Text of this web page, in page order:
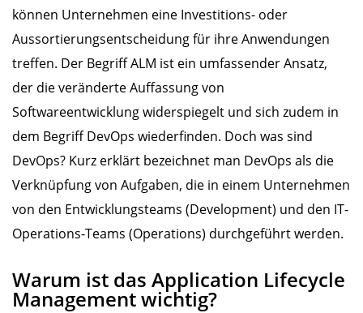
können Unternehmen eine Investitions- oder
Aussortierungsentscheidung für ihre Anwendungen
treffen. Der Begriff ALM ist ein umfassender Ansatz,
der die veränderte Auffassung von
Softwareentwicklung widerspiegelt und sich zudem in
dem Begriff DevOps wiederfinden. Doch was sind
DevOps? Kurz erklärt bezeichnet man DevOps als die
Verknüpfung von Aufgaben, die in einem Unternehmen
von den Entwicklungsteams (Development) und den IT-
Operations-Teams (Operations) durchgeführt werden.
Warum ist das Application Lifecycle
Management wichtig?